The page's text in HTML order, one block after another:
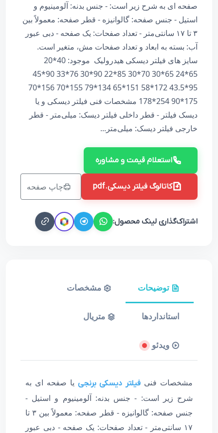
صفحه ای به شرح زیر است: - جنس بدنه: آلومینیوم و
استیل - جنس صفحه: گالوانیزه - قطر صفحه: معمولاً بین
۳ تا ۱۷ سانتی‌متر - تعداد صفحات: یک صفحه - دبی عبور
آب: بسته به ابعاد و تعداد صفحات مش، متغیر است.
سایز های فیلتر دیسکی هیدرولیک موجود: 40*20
65*24 65*30 70*30 85*22 90*30 76*33 90*45
95*43.5 172*58 151*65 134*79 155*70 156*70
175*90 254*178 مشخصات فنی فیلتر دیسکی و یا
دیسک فیلتر - قطر داخلی فیلتر دیسک: میلی‌متر - قطر
خارجی فیلتر دیسک: میلی‌متر...
استعلام قیمت و مشاوره
کاتالوگ فیلتر دیسکی.pdf چاپ صفحه
اشتراک‌گذاری لینک محصول:
توضیحات مشخصات
استانداردها متریال
ویدئو
مشخصات فنی فیلتر دیسکی برنجی یا صفحه ای به
شرح زیر است: - جنس بدنه: آلومینیوم و استیل -
جنس صفحه: گالوانیزه - قطر صفحه: معمولاً بین ۳ تا
۱۷ سانتی‌متر - تعداد صفحات: یک صفحه - دبی عبور